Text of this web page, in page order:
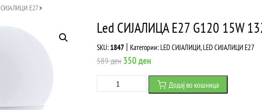
СИЈАЛИЦИ Е27>
Led СИJАЛИЦА E27 G120 15W
SKU: 1847 | Категории: LED СИЈАЛИЦИ,LED СИЈАЛИЦИ Е27
589ден Original
price
350денCurrent
price
СИJАЛИЦА
Додај во кошница